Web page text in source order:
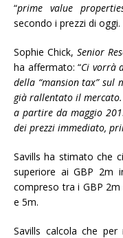
“prime value
secondo i prezzi di oggi.
Sophie Chick, Senior
ha affermato: “Ci vorrà
della “mansion tax” sul
già rallentato il
a partire da maggio
dei prezzi immediato,
Savills ha stimato che
superiore ai GBP 2m
compreso tra i GBP
e 5m.
Savills calcola che per